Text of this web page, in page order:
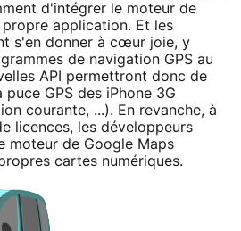
d'intégrer le moteur de
application. Et les
s'en donner à cœur joie, y
de navigation GPS au
API permettront donc de
GPS des iPhone 3G
courante, ...). En revanche, à
licences, les développeurs
moteur de Google Maps
cartes numériques.